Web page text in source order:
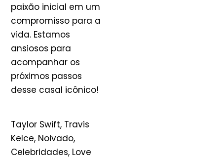
paixão inicial em um
compromisso para a
vida. Estamos
ansiosos para
acompanhar os
próximos passos
desse casal icônico!
Taylor Swift, Travis
Kelce, Noivado,
Celebridades, Love